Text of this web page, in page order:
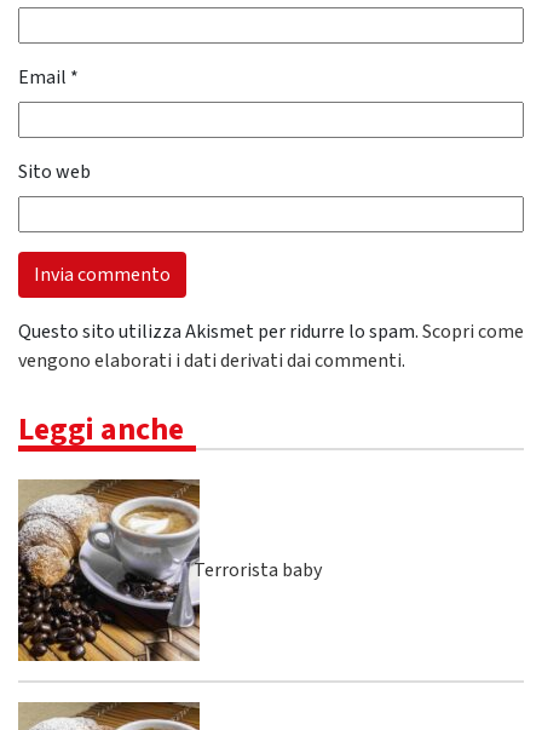
Email *
Sito web
Questo sito utilizza Akismet per ridurre lo spam.Scopri come
vengono elaborati i dati derivati dai commenti.
Leggi anche
Terrorista baby